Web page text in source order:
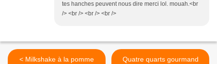
tes hanches peuvent nous dire merci lol. mouah.<br
/> <br /> <br /> <br />
< Milkshake à la pomme
Quatre quarts gourmand